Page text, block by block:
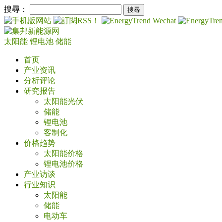
搜尋：
太阳能 锂电池 储能
首页
产业资讯
分析评论
研究报告
太阳能光伏
储能
锂电池
客制化
价格趋势
太阳能价格
锂电池价格
产业访谈
行业知识
太阳能
储能
电动车